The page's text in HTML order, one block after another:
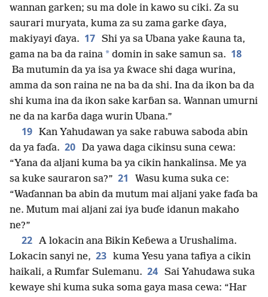
wannan garken; su ma dole in kawo su ciki. Za su
saurari muryata, kuma za su zama garke ɗaya,
makiyayi ɗaya. 17 Shi ya sa Ubana yake ƙauna ta,
gama na ba da raina * domin in sake samun sa. 18
Ba mutumin da ya isa ya ƙwace shi daga wurina,
amma da son raina ne na ba da shi. Ina da ikon ba da
shi kuma ina da ikon sake karɓan sa. Wannan umurni
ne da na karɓa daga wurin Ubana.”
19 Kan Yahudawan ya sake rabuwa saboda abin
da ya faɗa. 20 Da yawa daga cikinsu suna cewa:
“Yana da aljani kuma ba ya cikin hankalinsa. Me ya
sa kuke sauraron sa?” 21
Wasu kuma suka ce:
“Waɗannan ba abin da mutum mai aljani yake faɗa ba
ne. Mutum mai aljani zai iya buɗe idanun makaho
ne?”
22 A lokacin ana Bikin Keɓewa a Urushalima.
Lokacin sanyi ne, 23 kuma Yesu yana tafiya a cikin
haikali, a Rumfar Sulemanu. 24 Sai Yahudawa suka
kewaye shi kuma suka soma gaya masa cewa: “Har